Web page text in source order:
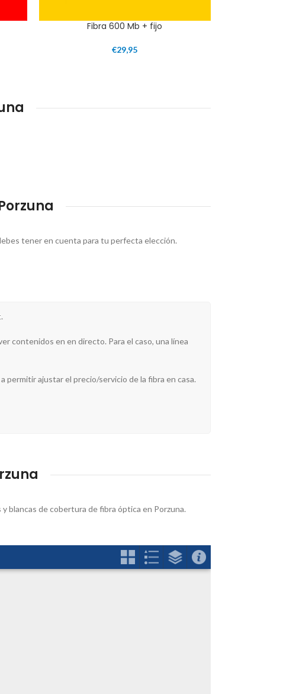
Fibra 600 Mb + fijo
€29,95
Porzuna
tener en cuenta para tu perfecta elección.
contenidos en en directo. Para el caso, una línea
permitir ajustar el precio/servicio de la fibra en casa.
blancas de cobertura de fibra óptica en Porzuna.